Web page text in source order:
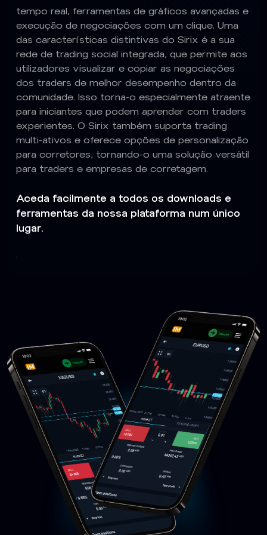
tempo real, ferramentas de gráficos avançadas e
execução de negociações com um clique. Uma
das características distintivas do Sirix é a sua
rede de trading social integrada, que permite aos
utilizadores visualizar e copiar as negociações
dos traders de melhor desempenho dentro da
comunidade. Isso torna-o especialmente atraente
para iniciantes que podem aprender com traders
experientes. O Sirix também suporta trading
multi-ativos e oferece opções de personalização
para corretores, tornando-o uma solução versátil
para traders e empresas de corretagem.
Aceda facilmente a todos os downloads e
ferramentas da nossa plataforma num único
lugar.